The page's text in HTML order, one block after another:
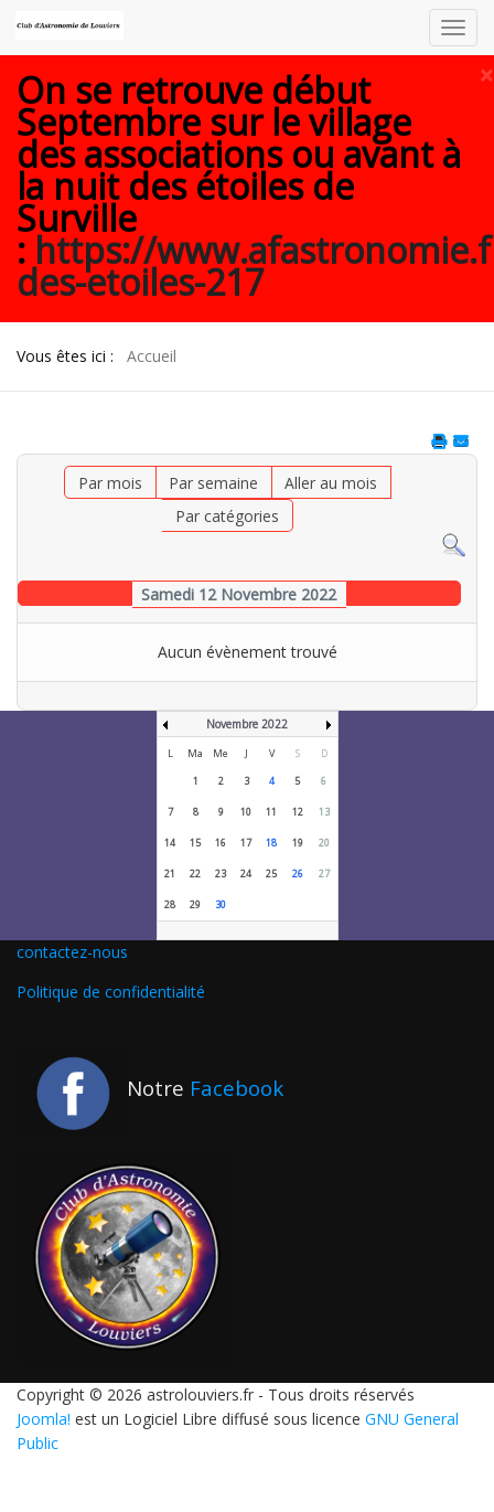
×
On se retrouve début
Septembre sur le village
des associations ou avant à
la nuit des étoiles de
Surville
: https://
des-etoiles-217
Vous êtes ici : Accueil
Par mois Par semaine
Aller au mois
Par catégories
Samedi 12 Novembre 2022
Aucun évènement trouvé
Novembre 2022
L Ma Me J V S
D
1
2 3 4 5 6
7 8 9 10 11 12 13
14 15 16 17 18 19 20
21 22 23 24 25 26 27
28 29 30
contactez-nous
Politique de confidentialité
Notre Facebook
Copyright © 2026 astrolouviers.fr - Tous droits réservés
Joomla! est un Logiciel Libre diffusé sous licence GNU General
Public